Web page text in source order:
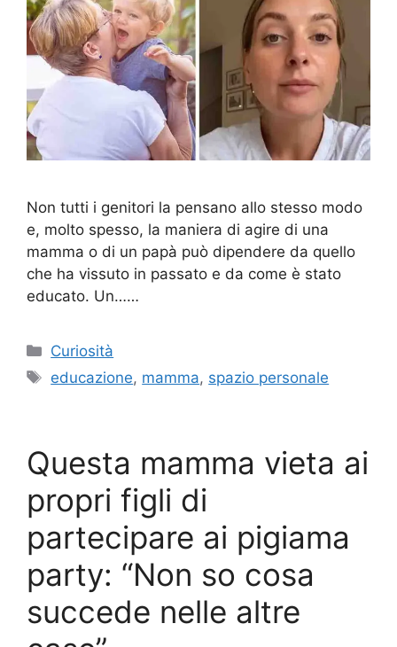
Non tutti i genitori la pensano allo stesso modo
e, molto spesso, la maniera di agire di una
mamma o di un papà può dipendere da quello
che ha vissuto in passato e da come è stato
educato. Un……
Categorie
Curiosità
Tag
educazione, mamma, spazio personale
Questa mamma vieta ai
propri figli di
partecipare ai pigiama
party: “Non so cosa
succede nelle altre